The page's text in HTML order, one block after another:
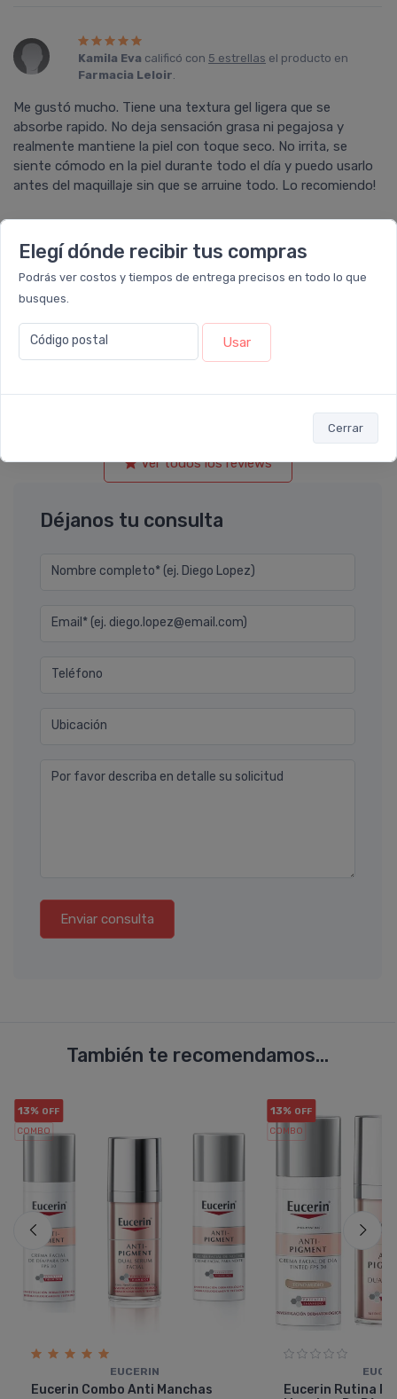
Elegí dónde recibir tus compras
Podrás ver costos y tiempos de entrega precisos en todo lo que
busques.
Código postal Usar
Cerrar
Kamila Eva calificó con 5 estrellas el producto en
Farmacia Leloir.
Me gustó mucho. Tiene una textura gel ligera que se
absorbe rapido. No deja sensación grasa ni pegajosa y
realmente mantiene la piel con toque seco. No irrita, se
siente cómodo en la piel durante todo el día y puedo usarlo
antes del maquillaje sin que se arruine todo. Lo recomiendo!
Ayeraycalificó con 5 estrellasel producto en
Sin dudas uno de mis protectores favoritos!! Super cómodo
al usar y aplicar. No me irrita los ojos y en mi piel mixta se
integra super bien con los demás productos que utilizo, sin
Ver todos los reviews
Déjanos tu consulta
Nombre completo* (ej. Diego Lopez)
Email* (ej. diego.lopez@email.com)
Teléfono
Ubicación
Por favor describa en detalle su solicitud
Enviar consulta
También te recomendamos...
13% OFF
COMBO
EUCERIN
Eucerin Combo Anti Manchas
13% OFF
COMBO
Eucerin Rutina